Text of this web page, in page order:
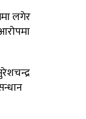
लगेर